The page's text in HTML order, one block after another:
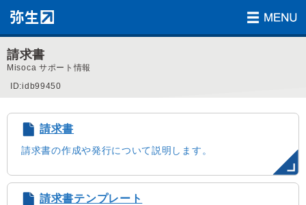
請求書
Misoca サポート情報
ID:idb99450
請求書
請求書の作成や発行について説明します。
請求書テンプレート